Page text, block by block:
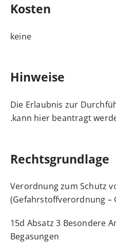
Kosten
keine
Hinweise
Die Erlaubnis zur
kann hier beantragt
Rechtsgrundlage
Verordnung zum Schutz
(Gefahrstoffverordnung –
15d Absatz 3 Besondere
Begasungen